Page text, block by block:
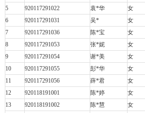
5
920117291022 袁*华 女
6
920117291031 吴* 女
7
920117291036 陈*宝 女
8
920117291053 张*妮 女
9
920117291054 谢*美 女
10
920117291055 彭*华 女
11
920117291056 薛*君 女
12
920118191001 陈*婷 女
13
920118191002 陈*慧 女